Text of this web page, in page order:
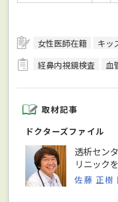
女性医師在籍 キッ
経鼻内視鏡検査
血
取材記事
ドクターズファイル
透析セン
リニック
佐藤 正樹